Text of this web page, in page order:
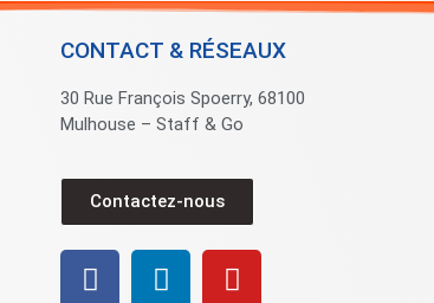
CONTACT & RÉSEAUX
30 Rue François Spoerry, 68100
Mulhouse – Staff & Go
Contactez-nous